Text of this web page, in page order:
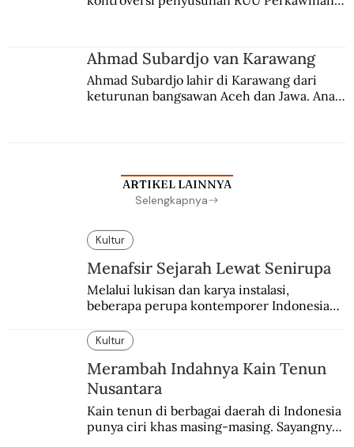
Ahmad Subardjo van Karawang
Ahmad Subardjo lahir di Karawang dari
keturunan bangsawan Aceh dan Jawa. Anak
ARTIKEL LAINNYA
Selengkapnya
Kultur
Menafsir Sejarah Lewat Senirupa
Melalui lukisan dan karya instalasi,
beberapa perupa kontemporer Indonesia
Indonesia.
Kultur
Merambah Indahnya Kain Tenun
Nusantara
Kain tenun di berbagai daerah di Indonesia
punya ciri khas masing-masing. Sayangnya,